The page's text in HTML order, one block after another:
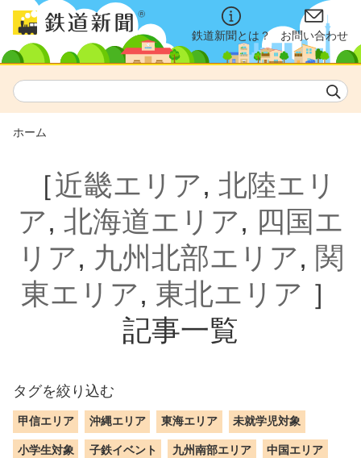
鉄道新聞とは？ お問い合わせ
ホーム
［近畿エリア, 北陸エリ
ア, 北海道エリア, 四国エ
リア, 九州北部エリア, 関
東エリア, 東北エリア ］
記事一覧
タグを絞り込む
甲信エリア 沖縄エリア 東海エリア 未就学児対象
小学生対象 子鉄イベント 九州南部エリア 中国エリア